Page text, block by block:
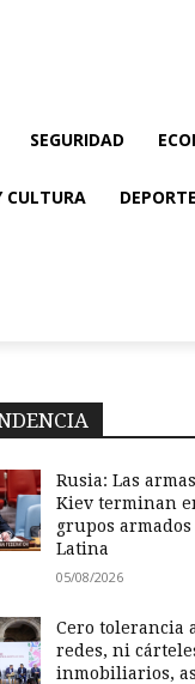
SEGURIDAD
CULTURA
Rusia: Las
Kiev terminan
grupos
Latina
05/08/2026
Cero tolerancia
redes, ni
inmobiliarios,